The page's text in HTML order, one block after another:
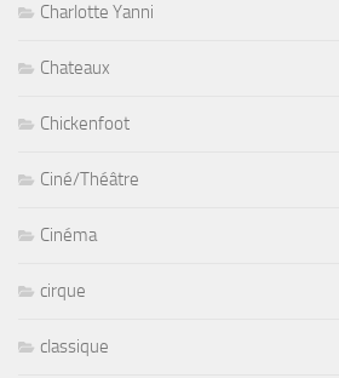
Charlotte Yanni
Chateaux
Chickenfoot
Ciné/Théâtre
Cinéma
cirque
classique